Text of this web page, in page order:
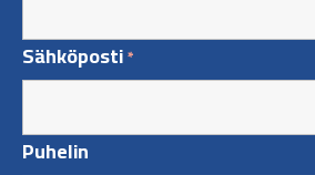
Sähköposti*
Puhelin